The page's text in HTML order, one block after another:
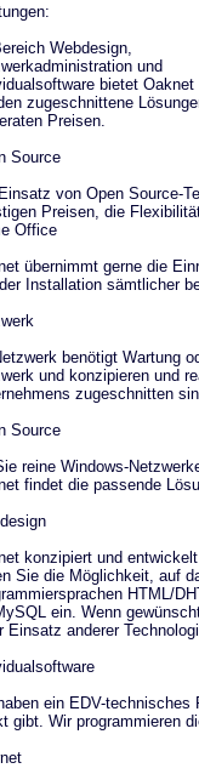
Webdesign,
und
bietet Oaknet
zugeschnittene
Preisen.
Source
von Open Source-
Preisen, die
Office
übernimmt gerne die
Installation sämtlicher
benötigt Wartung
und konzipieren und
zugeschnitten
Source
reine Windows-
findet die passende
konzipiert und
Sie die Möglichkeit, auf
HTML/
ein. Wenn
Einsatz anderer
ein EDV-
gibt. Wir programmieren